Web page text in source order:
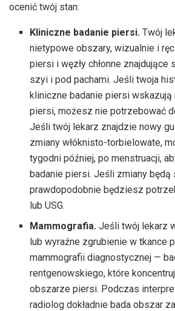
ocenić twój stan:
Kliniczne badanie piersi. Twój
nietypowe obszary, wizualnie i
piersi i węzły chłonne znajdujące
szyi i pod pachami. Jeśli twoja
kliniczne badanie piersi wskazują
piersi, możesz nie potrzebować
Jeśli twój lekarz znajdzie nowy
zmiany włóknisto-torbielowate,
tygodni później, po menstruacji,
badanie piersi. Jeśli zmiany będą
prawdopodobnie będziesz
lub USG.
Mammografia. Jeśli twój lekarz
lub wyraźne zgrubienie w tkance
mammografii diagnostycznej —
rentgenowskiego, które
obszarze piersi. Podczas
radiolog dokładnie bada obszar